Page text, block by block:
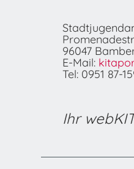
96047
E-Mail:
Tel: 0951 87-
Ihr